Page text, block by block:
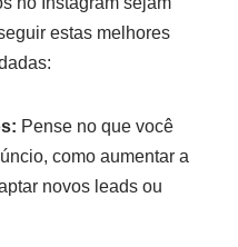
estas melhores
Pense no que você
como aumentar a
novos leads ou